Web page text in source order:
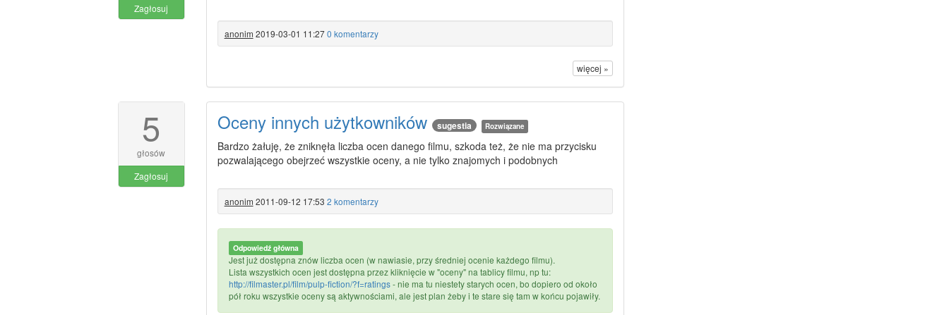
Zagłosuj
anonim 2019-03-01 11:27 0 komentarzy
więcej »
5
głosów
Zagłosuj
Oceny innych użytkowników sugestia Rozwiązane
Bardzo żałuję, że zniknęła liczba ocen danego filmu, szkoda też, że nie ma przycisku
pozwalającego obejrzeć wszystkie oceny, a nie tylko znajomych i podobnych
anonim 2011-09-12 17:53 2 komentarzy
Odpowiedź główna
Jest już dostępna znów liczba ocen (w nawiasie, przy średniej ocenie każdego filmu).
Lista wszystkich ocen jest dostępna przez kliknięcie w "oceny" na tablicy filmu, np tu:
http://filmaster.pl/film/pulp-fiction/?f=ratings- nie ma tu niestety starych ocen, bo dopiero od około
pół roku wszystkie oceny są aktywnościami, ale jest plan żeby i te stare się tam w końcu pojawiły.